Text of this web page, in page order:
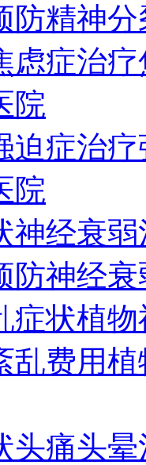
防精神
虑症治疗
院
迫症治疗
院
神经衰弱
防神经
症状植物
乱费用植
头痛头